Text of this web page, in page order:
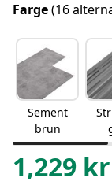
Farge(16
Sement
brun
1,229 kr